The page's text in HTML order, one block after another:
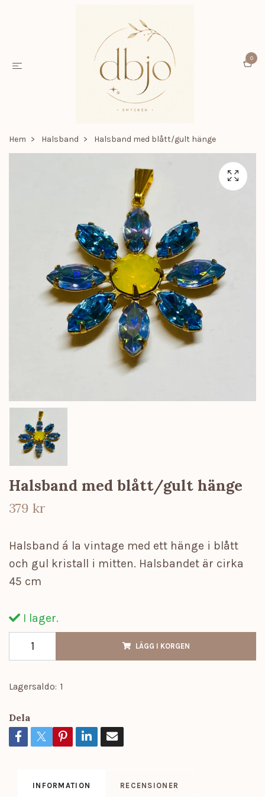
0
Hem Halsband Halsband med blått/gult hänge
Halsband med blått/gult hänge
379 kr
Halsband á la vintage med ett hänge i blått
och gul kristall i mitten. Halsbandet är cirka
45 cm
I lager.
LÄGG I KORGEN
Lagersaldo: 1
Dela
INFORMATION RECENSIONER